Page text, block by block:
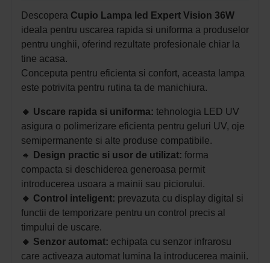
Descopera Cupio Lampa led Expert Vision 36W
ideala pentru uscarea rapida si uniforma a produselor
pentru unghii, oferind rezultate profesionale chiar la
tine acasa.
Conceputa pentru eficienta si confort, aceasta lampa
este potrivita pentru rutina ta de manichiura.
🔸 Uscare rapida si uniforma: tehnologia LED UV
asigura o polimerizare eficienta pentru geluri UV, oje
semipermanente si alte produse compatibile.
🔸
Design practic si usor de utilizat: forma
compacta si deschiderea generoasa permit
introducerea usoara a mainii sau piciorului.
🔸 Control inteligent: prevazuta cu display digital si
functii de temporizare pentru un control precis al
timpului de uscare.
🔸 Senzor automat: echipata cu senzor infrarosu
care activeaza automat lumina la introducerea mainii.